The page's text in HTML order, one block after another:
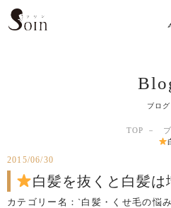
ブログ
TOP
2015/06/30
白髪を抜くと白髪は
カテゴリー名： `白髪・くせ毛の悩